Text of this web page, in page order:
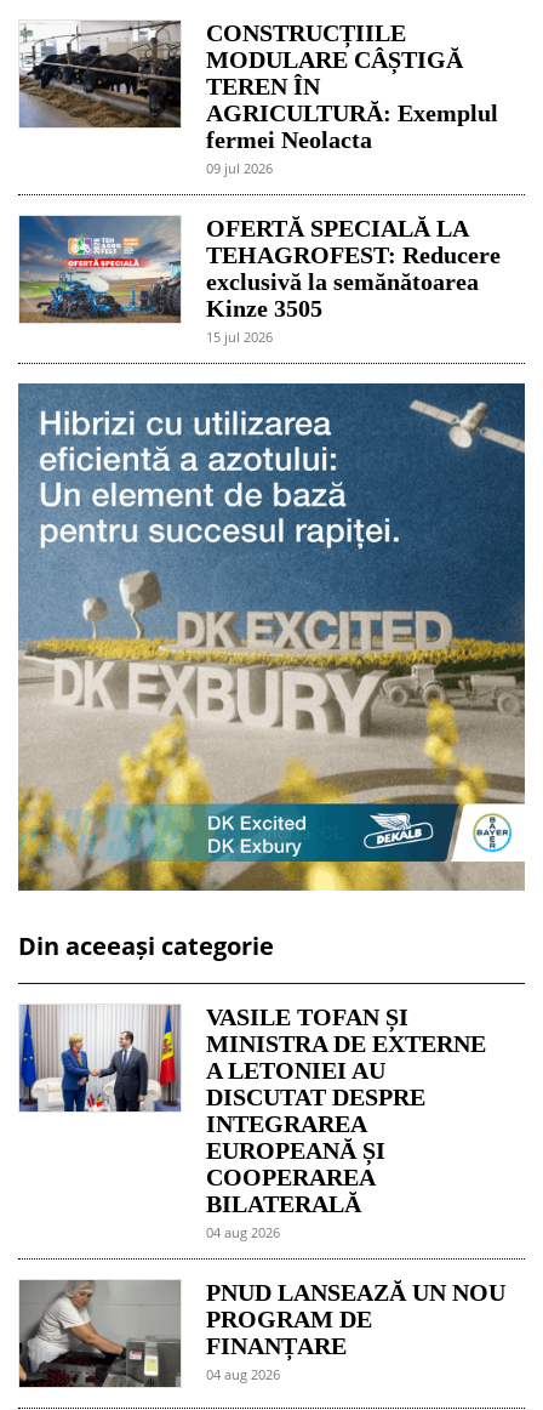
CONSTRUCȚIILE
MODULARE CÂȘTIGĂ
TEREN ÎN
AGRICULTURĂ: Exemplul
fermei Neolacta
09 jul 2026
OFERTĂ SPECIALĂ LA
TEHAGROFEST: Reducere
exclusivă la semănătoarea
Kinze 3505
15 jul 2026
Din aceeași categorie
VASILE TOFAN ȘI
MINISTRA DE EXTERNE
A LETONIEI AU
DISCUTAT DESPRE
INTEGRAREA
EUROPEANĂ ȘI
COOPERAREA
BILATERALĂ
04 aug 2026
PNUD LANSEAZĂ UN NOU
PROGRAM DE
FINANȚARE
04 aug 2026